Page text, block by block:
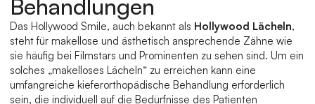
Behandlungen
Das Hollywood Smile, auch bekannt als Hollywood Lächeln,
steht für makellose und ästhetisch ansprechende Zähne wie
sie häufig bei Filmstars und Prominenten zu sehen sind. Um ein
solches „makelloses Lächeln“ zu erreichen kann eine
umfangreiche kieferorthopädische Behandlung erforderlich
sein, die individuell auf die Bedürfnisse des Patienten